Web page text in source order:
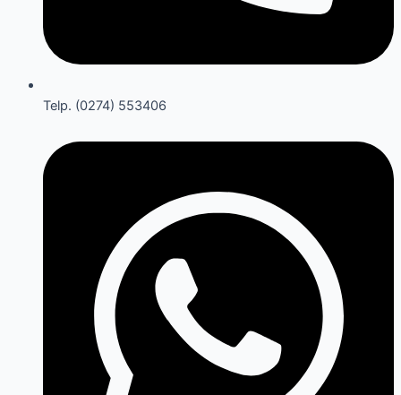
Telp. (0274) 553406